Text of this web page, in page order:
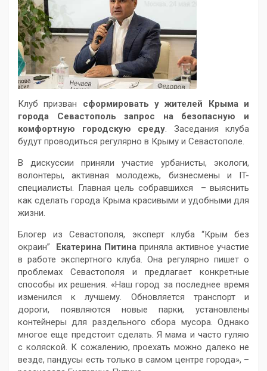
Клуб призван сформировать у жителей Крыма и
города Севастополь запрос на безопасную и
комфортную городскую среду. Заседания клуба
будут проводиться регулярно в Крыму и Севастополе.
В дискуссии приняли участие урбанисты, экологи,
волонтеры, активная молодежь, бизнесмены и IT-
специалисты. Главная цель собравшихся – выяснить
как сделать города Крыма красивыми и удобными для
жизни.
Блогер из Севастополя, эксперт клуба “Крым без
окраин” Екатерина Питина приняла активное участие
в работе экспертного клуба. Она регулярно пишет о
проблемах Севастополя и предлагает конкретные
способы их решения. «Наш город за последнее время
изменился к лучшему. Обновляется транспорт и
дороги, появляются новые парки, установлены
контейнеры для раздельного сбора мусора. Однако
многое еще предстоит сделать. Я мама и часто гуляю
с коляской. К сожалению, проехать можно далеко не
везде, пандусы есть только в самом центре города», –